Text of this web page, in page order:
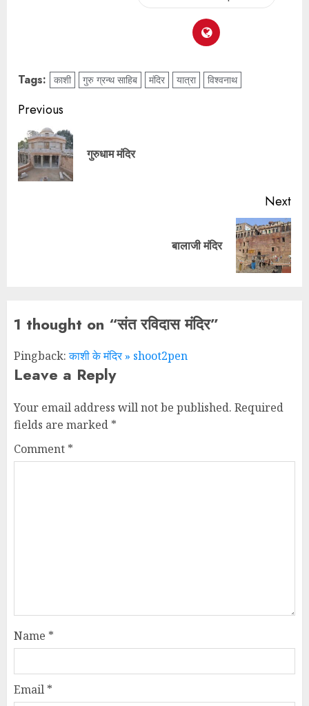
Tags: काशी गुरु ग्रन्थ साहिब मंदिर यात्रा विश्वनाथ
Previous
गुरुधाम मंदिर
Next
बालाजी मंदिर
1 thought on “संत रविदास मंदिर”
Pingback:काशी के मंदिर » shoot2pen
Leave a Reply
Your email address will not be published. Required
fields are marked *
Comment *
Name *
Email *